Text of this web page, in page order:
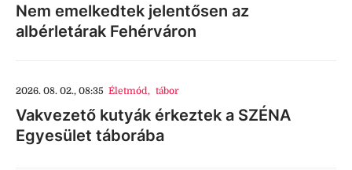
Nem emelkedtek jelentősen az
albérletárak Fehérváron
2026. 08. 02., 08:35 Életmód, tábor
Vakvezető kutyák érkeztek a SZÉNA
Egyesület táborába